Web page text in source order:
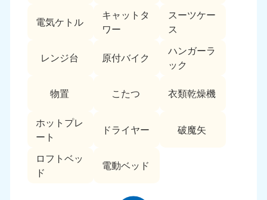
電気ケトル
キャットタ
ワー
スーツケー
ス
レンジ台 原付バイク
ハンガーラ
ック
物置 こたつ 衣類乾燥機
ホットプレ
ート
ドライヤー 破魔矢
ロフトベッ
ド
電動ベッド